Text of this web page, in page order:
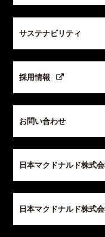
サステナビリティ
採用情報
お問い合わせ
日本マクドナルド株式
日本マクドナルド株式